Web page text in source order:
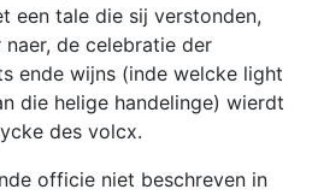
een tale die sij verstonden,
de celebratie der
ende wijns (inde welcke light
die helige handelinge) wierdt
des volcx.
officie niet beschreven in